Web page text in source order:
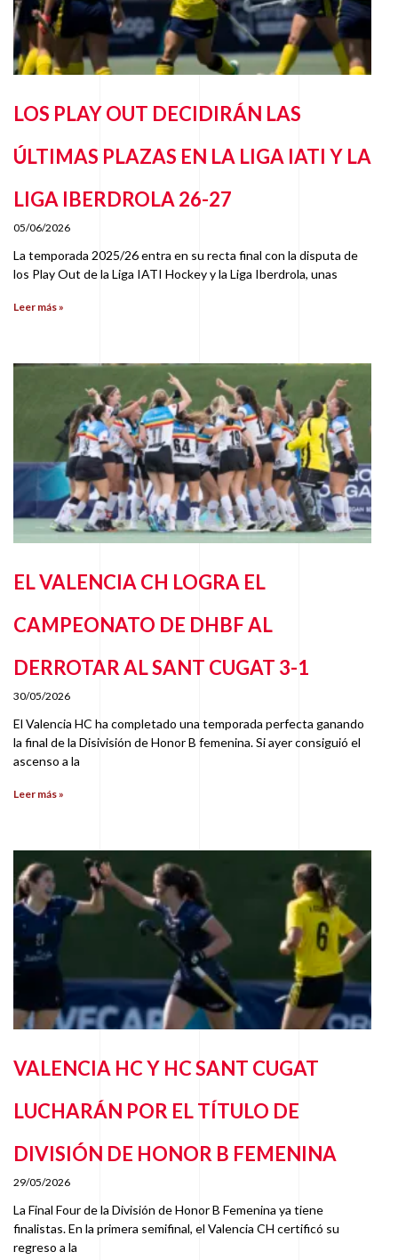
LOS PLAY OUT DECIDIRÁN LAS
ÚLTIMAS PLAZAS EN LA LIGA IATI Y LA
LIGA IBERDROLA 26-27
05/06/2026
La temporada 2025/26 entra en su recta final con la disputa de
los Play Out de la Liga IATI Hockey y la Liga Iberdrola, unas
Leer más »
EL VALENCIA CH LOGRA EL
CAMPEONATO DE DHBF AL
DERROTAR AL SANT CUGAT 3-1
30/05/2026
El Valencia HC ha completado una temporada perfecta ganando
la final de la Disivisión de Honor B femenina. Si ayer consiguió el
ascenso a la
Leer más »
VALENCIA HC Y HC SANT CUGAT
LUCHARÁN POR EL TÍTULO DE
DIVISIÓN DE HONOR B FEMENINA
29/05/2026
La Final Four de la División de Honor B Femenina ya tiene
finalistas. En la primera semifinal, el Valencia CH certificó su
regreso a la